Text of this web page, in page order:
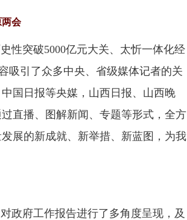
两会
突破5000亿元大关、太忻一体化经
吸引了众多中央、省级媒体记者的关
国日报等央媒，山西日报、山西晚
直播、图解新闻、专题等形式，全方
展的新成就、新举措、新蓝图，为我
府工作报告进行了多角度呈现，及